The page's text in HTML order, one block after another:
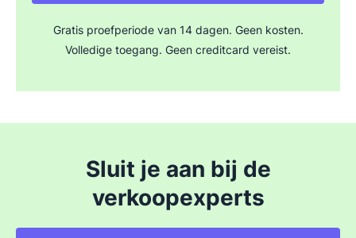
Gratis proefperiode van 14 dagen. Geen kosten.
Volledige toegang. Geen creditcard vereist.
Sluit je aan bij de
verkoopexperts